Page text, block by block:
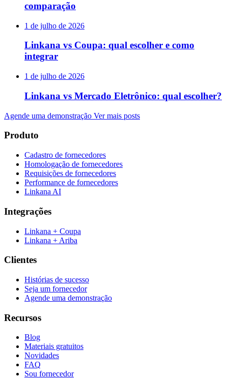
comparação
1 de julho de 2026
Linkana vs Coupa: qual escolher e como
integrar
1 de julho de 2026
Linkana vs Mercado Eletrônico: qual escolher?
Agende uma demonstração Ver mais posts
Produto
Cadastro de fornecedores
Homologação de fornecedores
Requisições de fornecedores
Performance de fornecedores
Linkana AI
Integrações
Linkana + Coupa
Linkana + Ariba
Clientes
Histórias de sucesso
Seja um fornecedor
Agende uma demonstração
Recursos
Blog
Materiais gratuitos
Novidades
FAQ
Sou fornecedor